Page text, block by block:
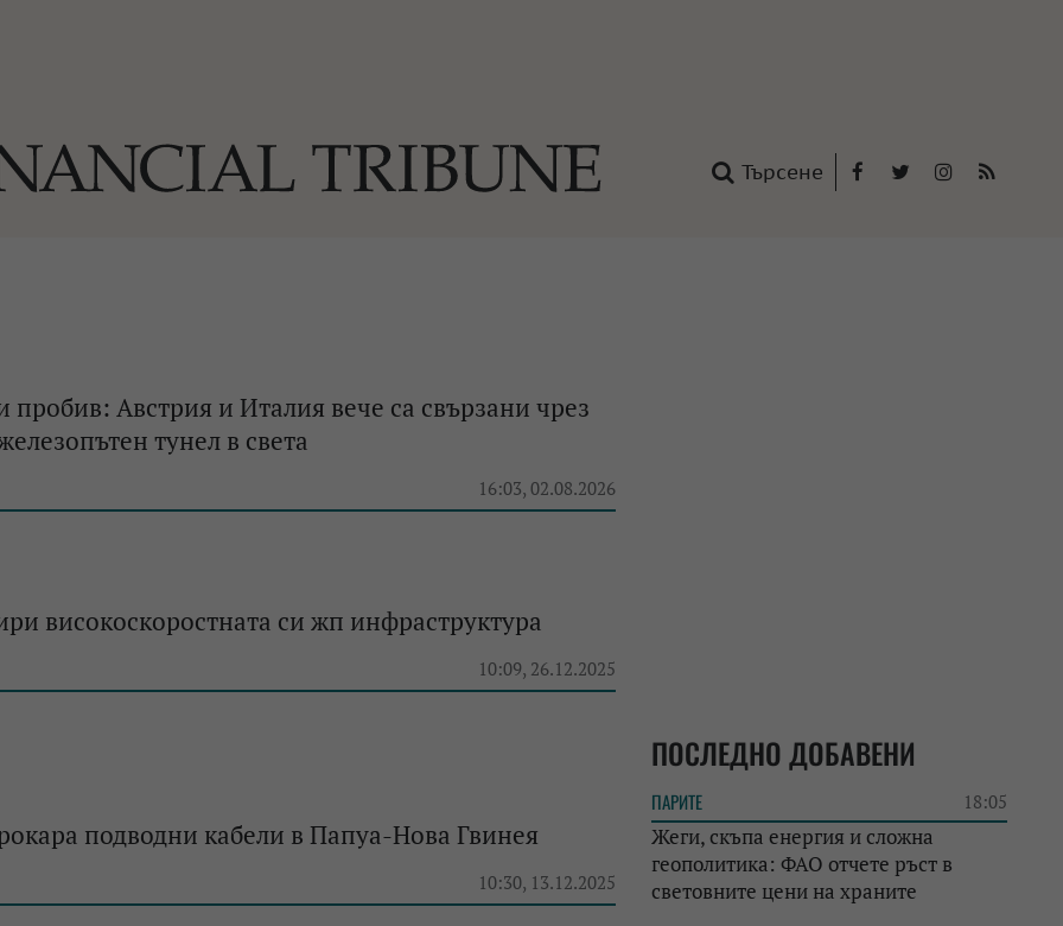
Търсене
пробив: Австрия и Италия вече са свързани чрез
тунел в света
16:03, 02.08.2026
високоскоростната си жп инфраструктура
10:09, 26.12.2025
подводни кабели в Папуа-Нова Гвинея
10:30, 13.12.2025
ПОСЛЕДНО ДОБАВЕНИ
ПАРИТЕ 18:05
Жеги, скъпа енергия и сложна
геополитика: ФАО отчете ръст в
световните цени на храните